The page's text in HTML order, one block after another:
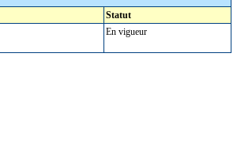
Statut
En vigueur